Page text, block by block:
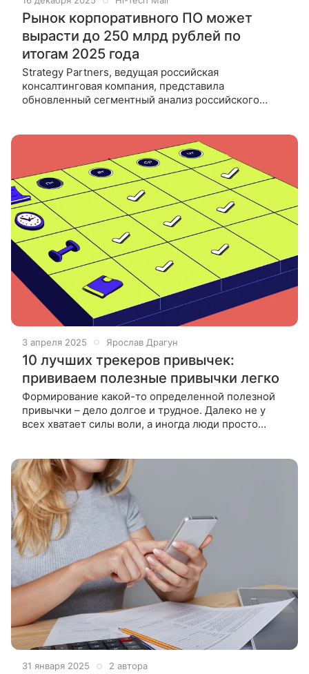
Рынок корпоративного ПО может
вырасти до 250 млрд рублей по
итогам 2025 года
Strategy Partners, ведущая российская
консалтинговая компания, представила
обновленный сегментный анализ российского
3 апреля 2025 Ярослав Драгун
10 лучших трекеров привычек:
прививаем полезные привычки легко
Формирование какой-то определенной полезной
привычки – дело долгое и трудное. Далеко не у
всех хватает силы воли, а иногда люди просто
31 января 2025 2 автора